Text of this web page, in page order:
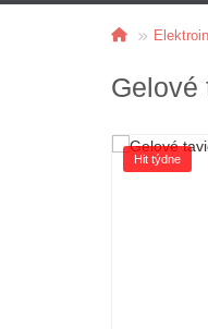
Gelové
Hit týdne